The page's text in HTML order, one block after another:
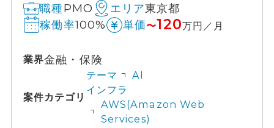
職種PMO エリア東京都
稼働率100% 単価〜120万円／月
業界金融・保険
案件カテゴリ
テーマ
AI
インフラ
AWS(Amazon Web
Services)